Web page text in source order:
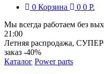
0 Корзина 0 0 Р.
Мы всегда работаем без
21:00
Летняя распродажа,
заказ -40%
Каталог Power parts